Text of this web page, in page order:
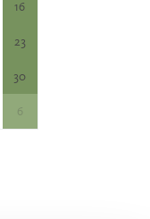
16
23
30
6